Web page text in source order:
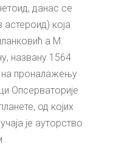
данас се
која
а М.
названу 1564
на проналажењу
Опсерваторије
од којих
је ауторство
.